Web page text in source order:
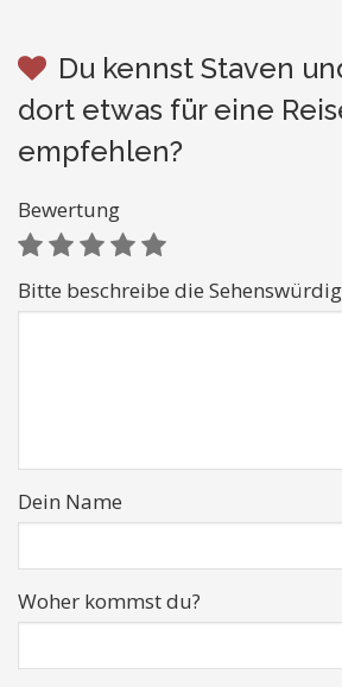
Du kennst Staven
dort etwas für eine
empfehlen?
Bewertung
Bitte beschreibe die
Dein Name
Woher kommst du?